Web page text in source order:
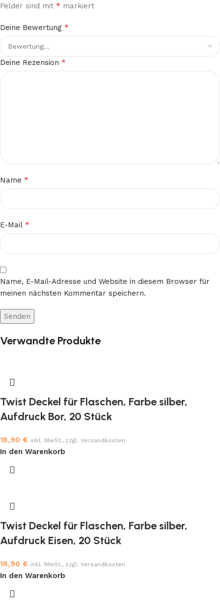
Felder sind mit * markiert
Deine Bewertung *
Deine Rezension *
Name *
E-Mail *
Name, E-Mail-Adresse und Website in diesem Browser für
meinen nächsten Kommentar speichern.
Verwandte Produkte
Twist Deckel für Flaschen, Farbe silber,
Aufdruck Bor, 20 Stück
18,90 € inkl. MwSt., zzgl. Versandkosten
In den Warenkorb
Twist Deckel für Flaschen, Farbe silber,
Aufdruck Eisen, 20 Stück
18,90 € inkl. MwSt., zzgl. Versandkosten
In den Warenkorb